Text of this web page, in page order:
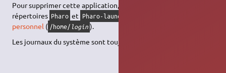
Pour supprimer cette application, il suffit de supprimer les
répertoires Pharo et Pharo-launcher
personnel ( /home/ login ).
Les journaux du système sont toujours conservés.